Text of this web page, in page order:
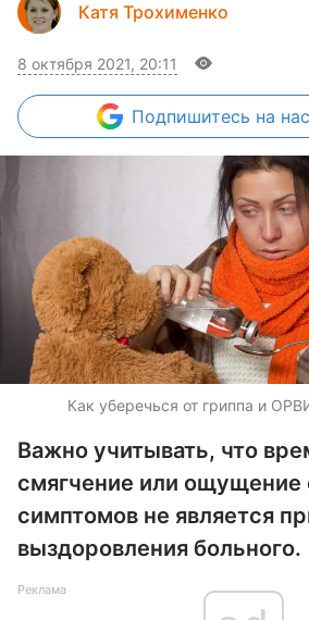
Катя Трохименко
8 октября 2021, 20:11
Подпишитесь на
Как уберечься от гриппа и
Важно учитывать, что
смягчение или ощущение
симптомов не является
выздоровления больного.
Реклама